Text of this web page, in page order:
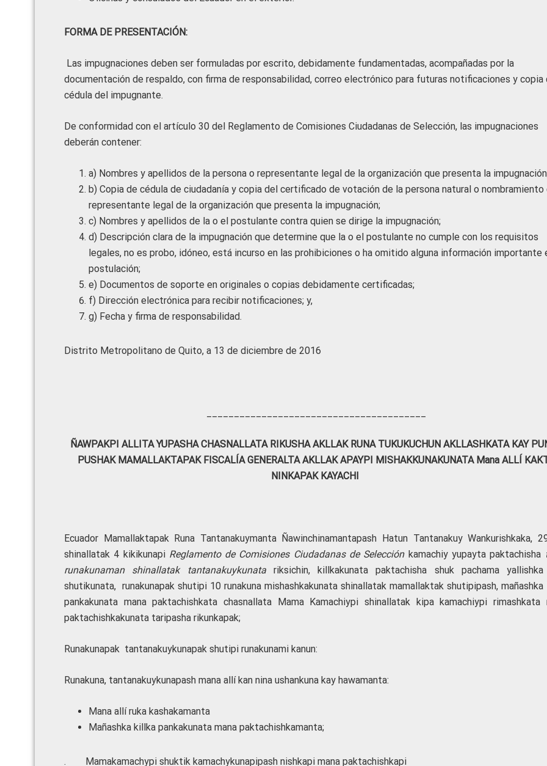
FORMA DE PRESENTACIÓN:
Las impugnaciones deben ser formuladas por escrito, debidamente fundamentadas, acompañadas por la
documentación de respaldo, con firma de responsabilidad, correo electrónico para futuras notificaciones y copia
cédula del impugnante.
De conformidad con el artículo 30 del Reglamento de Comisiones Ciudadanas de Selección, las impugnaciones
deberán contener:
a) Nombres y apellidos de la persona o representante legal de la organización que presenta la
b) Copia de cédula de ciudadanía y copia del certificado de votación de la persona natural o nombramiento
representante legal de la organización que presenta la impugnación;
c) Nombres y apellidos de la o el postulante contra quien se dirige la impugnación;
d) Descripción clara de la impugnación que determine que la o el postulante no cumple con los requisitos
legales, no es probo, idóneo, está incurso en las prohibiciones o ha omitido alguna información importante
postulación;
e) Documentos de soporte en originales o copias debidamente certificadas;
f) Dirección electrónica para recibir notificaciones; y,
g) Fecha y firma de responsabilidad.
Distrito Metropolitano de Quito, a 13 de diciembre de 2016
ÑAWPAKPI ALLITA YUPASHA CHASNALLATA RIKUSHAAKLLAK RUNA TUKUKUCHUNAKLLASHKATA KAY
PUSHAK MAMALLAKTAPAK FISCALÍA GENERALTA AKLLAK APAYPI MISHAKKUNAKUNATA Mana ALLÍ
NINKAPAK KAYACHI
Ecuador Mamallaktapak Runa Tantanakuymanta Ñawinchinamantapash Hatun Tantanakuy Wankurishkaka,
shinallatak 4 kikikunapi Reglamento de Comisiones Ciudadanas de Selección kamachiy yupayta paktachisha
runakunaman shinallatak tantanakuykunata riksichin, killkakunata paktachisha shuk pachama
shutikunata, runakunapak shutipi 10 runakuna mishashkakunata shinallatak mamallaktak shutipipash, mañashka
pankakunata mana paktachishkata chasnallata Mama Kamachiypi shinallatak kipa kamachiypi rimashkata
paktachishkakunata taripasha rikunkapak;
Runakunapak tantanakuykunapak shutipi runakunami kanun:
Runakuna, tantanakuykunapash mana allí kan nina ushankuna kay hawamanta:
Mana allí ruka kashakamanta
Mañashka killka pankakunata mana paktachishkamanta;
. Mamakamachypi shuktik kamachykunapipash nishkapi mana paktachishkapi